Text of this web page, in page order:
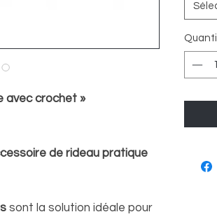
avec crochet »
de rideau pratique
sont la solution idéale pour